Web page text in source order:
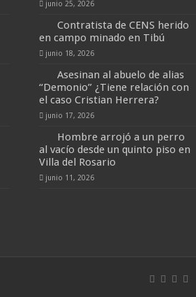
junio 25, 2026
Contratista de CENS herido
en campo minado en Tibú
junio 18, 2026
Asesinan al abuelo de alias
“Demonio” ¿Tiene relación con
el caso Cristian Herrera?
junio 17, 2026
Hombre arrojó a un perro
al vacío desde un quinto piso en
Villa del Rosario
junio 11, 2026